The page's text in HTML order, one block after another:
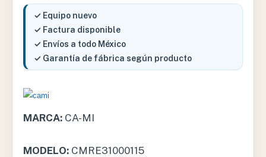
✓ Equipo nuevo
✓ Factura disponible
✓ Envíos a todo México
✓ Garantía de fábrica según producto
MARCA: CA-MI
MODELO: CMRE31000115